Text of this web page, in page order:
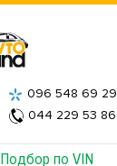
Подбор по VIN
096 548 69 29
044 229 53 86